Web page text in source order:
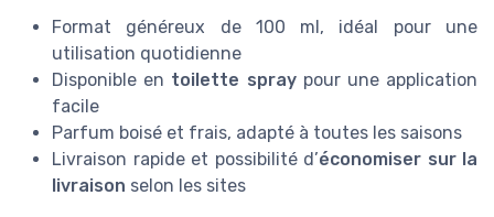
Format généreux de 100 ml, idéal pour une
utilisation quotidienne
Disponible en toilette spraypour une application
facile
Parfum boisé et frais, adapté à toutes les saisons
Livraison rapide et possibilité d’économiser sur la
livraison selon les sites